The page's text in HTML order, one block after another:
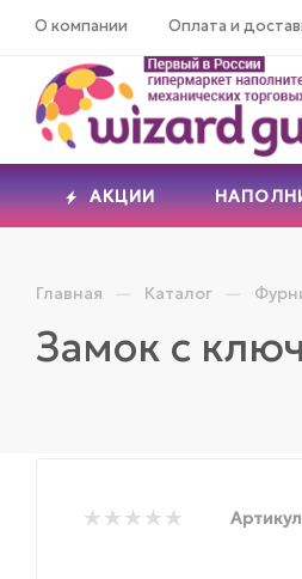
О компании Оплата и
АКЦИИ
Главная — Каталог —
Замок с